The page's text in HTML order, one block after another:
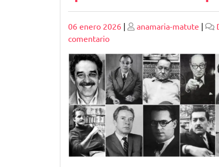
Publicado
06 enero 2026 | Publicado
anamaria-matute |
comentarioen
Legado
de
los
Escritores
Hispanoamericanos
del
Siglo
20: